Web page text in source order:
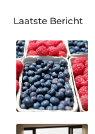
Laatste Bericht